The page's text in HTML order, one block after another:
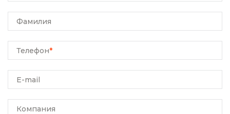
Фамилия
Телефон*
E-mail
Компания